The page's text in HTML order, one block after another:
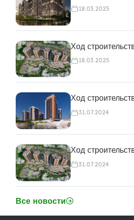
18.03.2025
Ход
18.03.2025
Ход
31.07.2024
Ход
31.07.2024
Все новости